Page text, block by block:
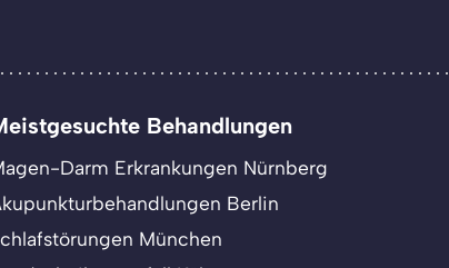
Behandlungen
Darm Erkrankungen Nürnberg
Berlin
München